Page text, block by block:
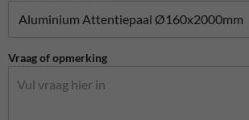
Vraag of opmerking